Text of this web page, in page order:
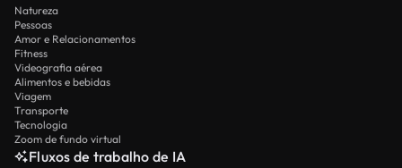
Natureza
Pessoas
Amor e Relacionamentos
Fitness
Videografia aérea
Alimentos e bebidas
Viagem
Transporte
Tecnologia
Zoom de fundo virtual
Fluxos de trabalho de IA